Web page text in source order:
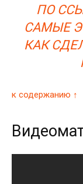
ПО
САМЫЕ
КАК
к содержанию ↑